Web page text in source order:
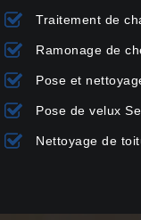
Traitement de
Ramonage de
Pose et
Pose de velux
Nettoyage de